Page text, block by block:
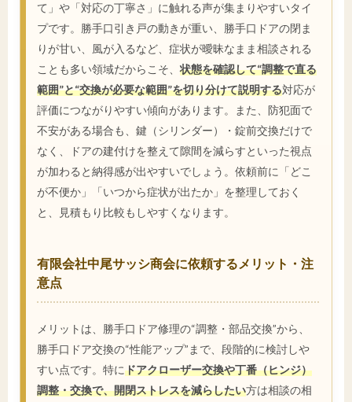
て」や「対応の丁寧さ」に触れる声が集まりやすいタイ
プです。勝手口引き戸の動きが重い、勝手口ドアの閉ま
りが甘い、風が入るなど、症状が曖昧なまま相談される
ことも多い領域だからこそ、状態を確認して“調整で直る
範囲”と“交換が必要な範囲”を切り分けて説明する対応が
評価につながりやすい傾向があります。また、防犯面で
不安がある場合も、鍵（シリンダー）・錠前交換だけで
なく、ドアの建付けを整えて隙間を減らすといった視点
が加わると納得感が出やすいでしょう。依頼前に「どこ
が不便か」「いつから症状が出たか」を整理しておく
と、見積もり比較もしやすくなります。
有限会社中尾サッシ商会に依頼するメリット・注
意点
メリットは、勝手口ドア修理の“調整・部品交換”から、
勝手口ドア交換の“性能アップ”まで、段階的に検討しや
すい点です。特にドアクローザー交換や丁番（ヒンジ）
調整・交換で、開閉ストレスを減らしたい方は相談の相